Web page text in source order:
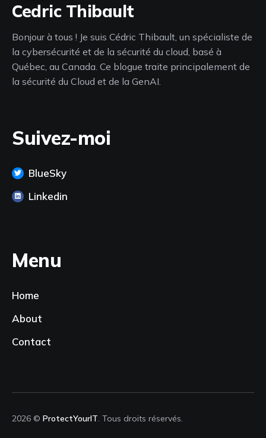
Cedric Thibault
Bonjour à tous ! Je suis Cédric Thibault, un spécialiste de
la cybersécurité et de la sécurité du cloud, basé à
Québec, au Canada. Ce blogue traite principalement de
la sécurité du Cloud et de la GenAI.
Suivez-moi
BlueSky
Linkedin
Menu
Home
About
Contact
2026 © ProtectYourIT. Tous droits réservés.